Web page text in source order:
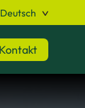
Deutsch
Kontakt